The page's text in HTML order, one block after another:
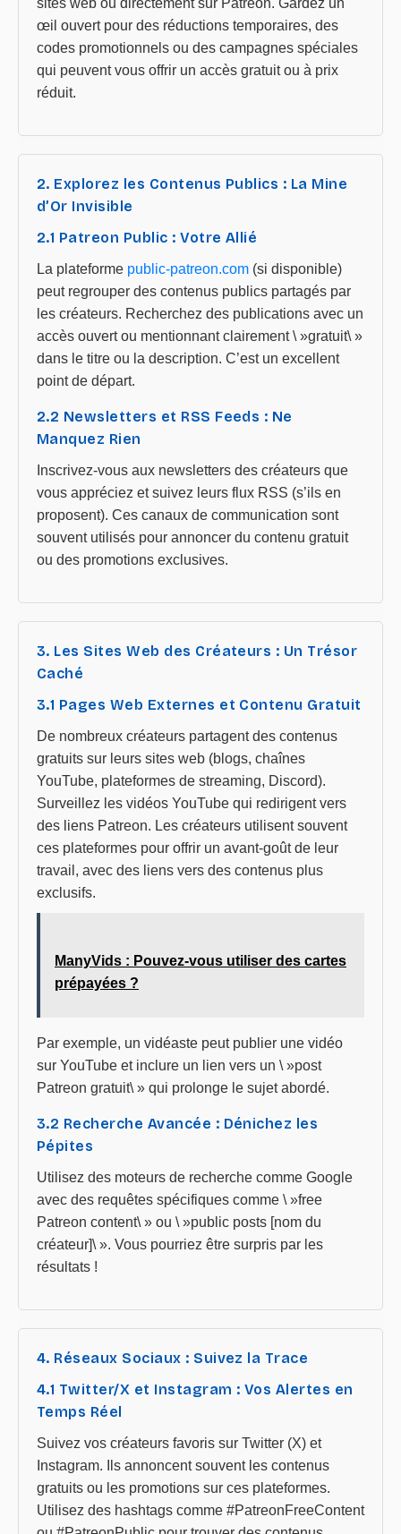
sites web ou directement sur Patreon. Gardez un
œil ouvert pour des réductions temporaires, des
codes promotionnels ou des campagnes spéciales
qui peuvent vous offrir un accès gratuit ou à prix
réduit.
2. Explorez les Contenus Publics : La Mine
d’Or Invisible
2.1 Patreon Public : Votre Allié
La plateforme public-patreon.com (si disponible)
peut regrouper des contenus publics partagés par
les créateurs. Recherchez des publications avec un
accès ouvert ou mentionnant clairement \ »gratuit\ »
dans le titre ou la description. C’est un excellent
point de départ.
2.2 Newsletters et RSS Feeds : Ne
Manquez Rien
Inscrivez-vous aux newsletters des créateurs que
vous appréciez et suivez leurs flux RSS (s’ils en
proposent). Ces canaux de communication sont
souvent utilisés pour annoncer du contenu gratuit
ou des promotions exclusives.
3. Les Sites Web des Créateurs : Un Trésor
Caché
3.1 Pages Web Externes et Contenu Gratuit
De nombreux créateurs partagent des contenus
gratuits sur leurs sites web (blogs, chaînes
YouTube, plateformes de streaming, Discord).
Surveillez les vidéos YouTube qui redirigent vers
des liens Patreon. Les créateurs utilisent souvent
ces plateformes pour offrir un avant-goût de leur
travail, avec des liens vers des contenus plus
exclusifs.
ManyVids : Pouvez-vous utiliser des cartes
prépayées ?
Par exemple, un vidéaste peut publier une vidéo
sur YouTube et inclure un lien vers un \ »post
Patreon gratuit\ » qui prolonge le sujet abordé.
3.2 Recherche Avancée : Dénichez les
Pépites
Utilisez des moteurs de recherche comme Google
avec des requêtes spécifiques comme \ »free
Patreon content\ » ou \ »public posts [nom du
créateur]\ ». Vous pourriez être surpris par les
résultats !
4. Réseaux Sociaux : Suivez la Trace
4.1 Twitter/X et Instagram : Vos Alertes en
Temps Réel
Suivez vos créateurs favoris sur Twitter (X) et
Instagram. Ils annoncent souvent les contenus
gratuits ou les promotions sur ces plateformes.
Utilisez des hashtags comme #PatreonFreeContent